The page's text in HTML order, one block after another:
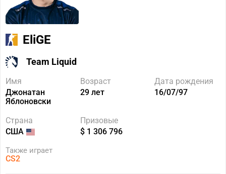
EliGE
Team Liquid
Имя
Джонатан
Яблоновски
Возраст
29 лет
Дата рождения
16/07/97
Страна
США
Призовые
$ 1 306 796
Также играет
CS2